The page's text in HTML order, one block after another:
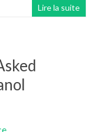
Lire la suite